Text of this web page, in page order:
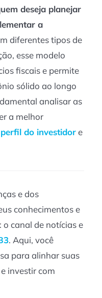
deseja planejar
a
diferentes tipos de
esse modelo
fiscais e permite
sólido ao longo
analisar as
a melhor
perfil do investidore
e dos
conhecimentos e
: o canal de notícias e
. Aqui, você
para alinhar suas
investir com